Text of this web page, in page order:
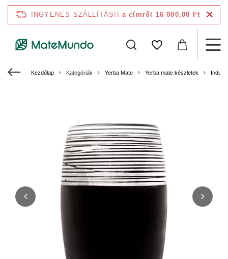
INGYENES SZÁLLÍTÁS!! a címről 16 000,00 Ft
Kezdőlap Kategóriák Yerba Mate Yerba mate készletek Induló